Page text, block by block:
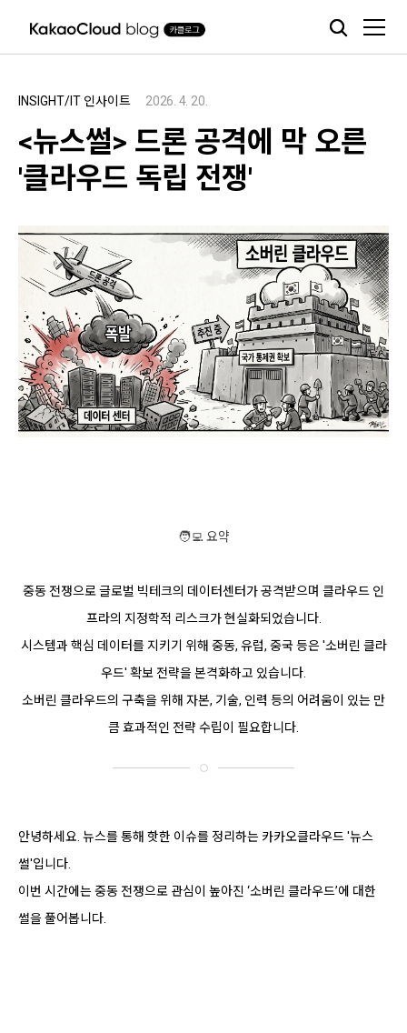
INSIGHT/IT 인사이트 2026. 4. 20.
<뉴스썰> 드론 공격에 막 오른
'클라우드 독립 전쟁'
🧑‍💻 요약
중동 전쟁으로 글로벌 빅테크의 데이터센터가 공격받으며 클라우드 인
프라의 지정학적 리스크가 현실화되었습니다.
시스템과 핵심 데이터를 지키기 위해 중동, 유럽, 중국 등은 '소버린 클라
우드' 확보 전략을 본격화하고 있습니다.
소버린 클라우드의 구축을 위해 자본, 기술, 인력 등의 어려움이 있는 만
큼 효과적인 전략 수립이 필요합니다.
안녕하세요. 뉴스를 통해 핫한 이슈를 정리하는 카카오클라우드 '뉴스
썰'입니다.
이번 시간에는 중동 전쟁으로 관심이 높아진 ‘소버린 클라우드’에 대한
썰을 풀어봅니다.